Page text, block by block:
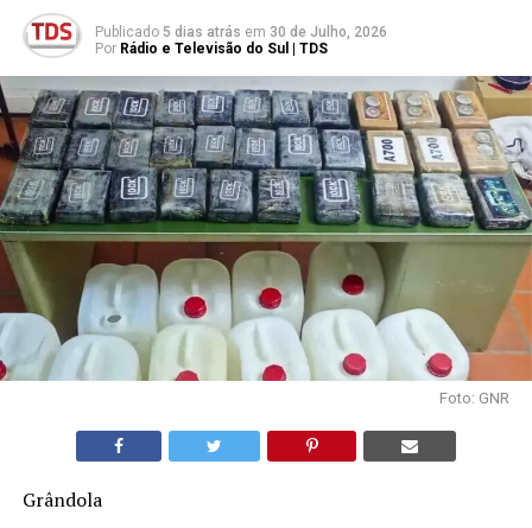
Publicado 5 dias atrás em 30 de Julho, 2026
Por Rádio e Televisão do Sul | TDS
Foto: GNR
Grândola